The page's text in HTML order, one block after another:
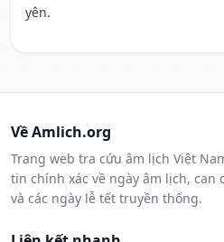
yên.
Về Amlich.org
Trang web tra cứu âm lịch Việt
tin chính xác về ngày âm lịch, can
và các ngày lễ tết truyền thống.